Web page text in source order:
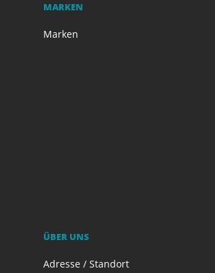
MARKEN
Marken
ÜBER UNS
Adresse / Standort